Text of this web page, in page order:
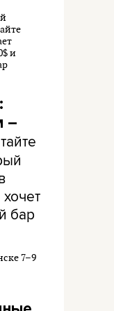
–
бар